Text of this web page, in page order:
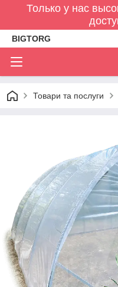
Только у нас
BIGTORG
Товари та послуги